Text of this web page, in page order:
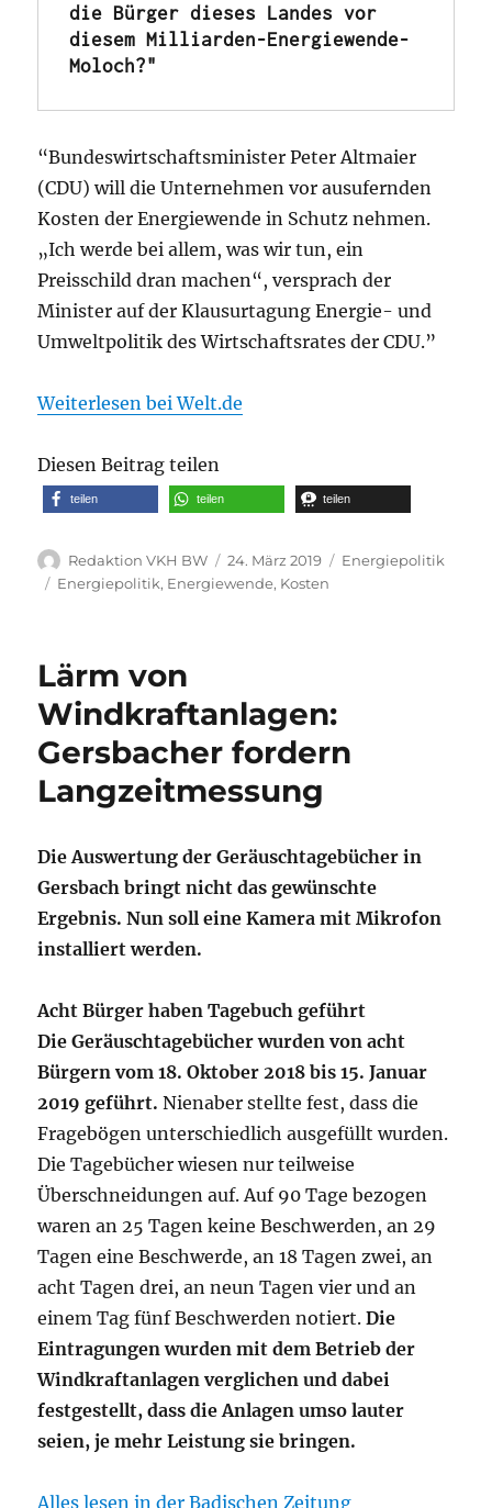
die Bürger dieses Landes vor
diesem Milliarden-Energiewende-
Moloch?"
“Bundeswirtschaftsminister Peter Altmaier
(CDU) will die Unternehmen vor ausufernden
Kosten der Energiewende in Schutz nehmen.
„Ich werde bei allem, was wir tun, ein
Preisschild dran machen“, versprach der
Minister auf der Klausurtagung Energie- und
Umweltpolitik des Wirtschaftsrates der CDU.”
Weiterlesen bei Welt.de
Diesen Beitrag teilen
teilen teilen teilen
Autor
Redaktion VKH BW
Veröffentlicht
am
24. März 2019 Kategorien
Energiepolitik
Schlagwörter
Energiepolitik, Energiewende, Kosten
Lärm von
Windkraftanlagen:
Gersbacher fordern
Langzeitmessung
Die Auswertung der Geräuschtagebücher in
Gersbach bringt nicht das gewünschte
Ergebnis. Nun soll eine Kamera mit Mikrofon
installiert werden.
Acht Bürger haben Tagebuch geführt
Die Geräuschtagebücher wurden von acht
Bürgern vom 18. Oktober 2018 bis 15. Januar
2019 geführt. Nienaber stellte fest, dass die
Fragebögen unterschiedlich ausgefüllt wurden.
Die Tagebücher wiesen nur teilweise
Überschneidungen auf. Auf 90 Tage bezogen
waren an 25 Tagen keine Beschwerden, an 29
Tagen eine Beschwerde, an 18 Tagen zwei, an
acht Tagen drei, an neun Tagen vier und an
einem Tag fünf Beschwerden notiert.Die
Eintragungen wurden mit dem Betrieb der
Windkraftanlagen verglichen und dabei
festgestellt, dass die Anlagen umso lauter
seien, je mehr Leistung sie bringen.
Alles lesen in der Badischen Zeitung